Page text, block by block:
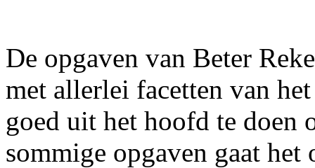
De opgaven van Beter
met allerlei facetten van
goed uit het hoofd te doen
sommige opgaven gaat